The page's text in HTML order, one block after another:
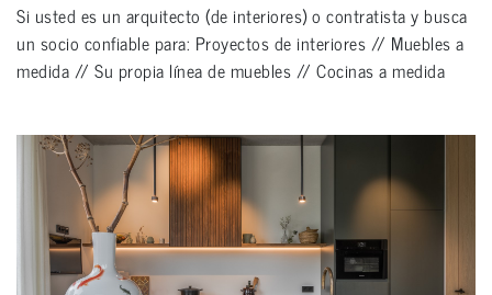
Si usted es un arquitecto (de interiores) o contratista y busca
un socio confiable para: Proyectos de interiores // Muebles a
medida // Su propia línea de muebles // Cocinas a medida